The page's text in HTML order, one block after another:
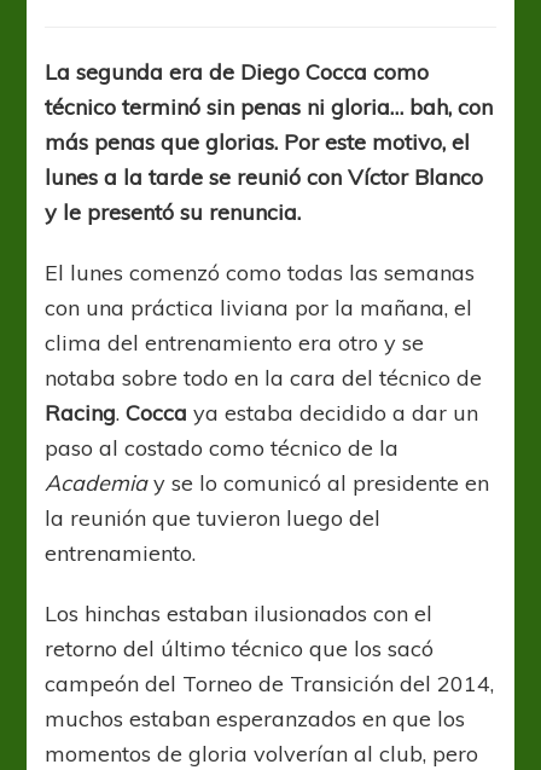
La segunda era de Diego Cocca como
técnico terminó sin penas ni gloria… bah, con
más penas que glorias. Por este motivo, el
lunes a la tarde se reunió con Víctor Blanco
y le presentó su renuncia.
El lunes comenzó como todas las semanas
con una práctica liviana por la mañana, el
clima del entrenamiento era otro y se
notaba sobre todo en la cara del técnico de
Racing.Cocca ya estaba decidido a dar un
paso al costado como técnico de la
Academiay se lo comunicó al presidente en
la reunión que tuvieron luego del
entrenamiento.
Los hinchas estaban ilusionados con el
retorno del último técnico que los sacó
campeón del Torneo de Transición del 2014,
muchos estaban esperanzados en que los
momentos de gloria volverían al club, pero